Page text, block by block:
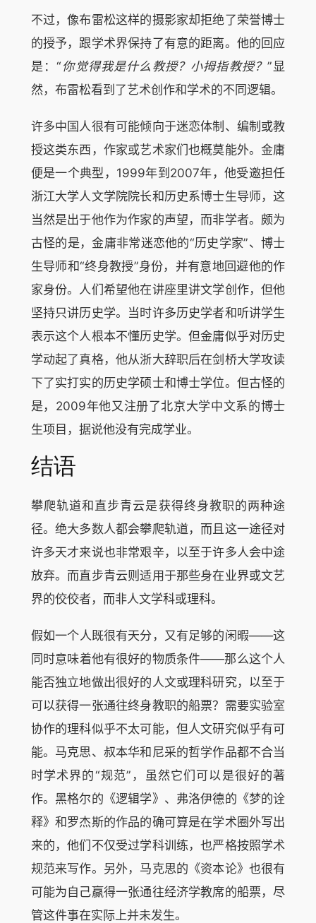
不过，像布雷松这样的摄影家却拒绝了荣誉博士
的授予，跟学术界保持了有意的距离。他的回应
是：“你觉得我是什么教授？小拇指教授？”显
然，布雷松看到了艺术创作和学术的不同逻辑。
许多中国人很有可能倾向于迷恋体制、编制或教
授这类东西，作家或艺术家们也概莫能外。金庸
便是一个典型，1999年到2007年，他受邀担任
浙江大学人文学院院长和历史系博士生导师，这
当然是出于他作为作家的声望，而非学者。颇为
古怪的是，金庸非常迷恋他的“历史学家”、博士
生导师和“终身教授”身份，并有意地回避他的作
家身份。人们希望他在讲座里讲文学创作，但他
坚持只讲历史学。当时许多历史学者和听讲学生
表示这个人根本不懂历史学。但金庸似乎对历史
学动起了真格，他从浙大辞职后在剑桥大学攻读
下了实打实的历史学硕士和博士学位。但古怪的
是，2009年他又注册了北京大学中文系的博士
生项目，据说他没有完成学业。
结语
攀爬轨道和直步青云是获得终身教职的两种途
径。绝大多数人都会攀爬轨道，而且这一途径对
许多天才来说也非常艰辛，以至于许多人会中途
放弃。而直步青云则适用于那些身在业界或文艺
界的佼佼者，而非人文学科或理科。
假如一个人既很有天分，又有足够的闲暇——这
同时意味着他有很好的物质条件——那么这个人
能否独立地做出很好的人文或理科研究，以至于
可以获得一张通往终身教职的船票？需要实验室
协作的理科似乎不太可能，但人文研究似乎有可
能。马克思、叔本华和尼采的哲学作品都不合当
时学术界的“规范”，虽然它们可以是很好的著
作。黑格尔的《逻辑学》、弗洛伊德的《梦的诠
释》和罗杰斯的作品的确可算是在学术圈外写出
来的，他们不仅受过学科训练，也严格按照学术
规范来写作。另外，马克思的《资本论》也很有
可能为自己赢得一张通往经济学教席的船票，尽
管这件事在实际上并未发生。